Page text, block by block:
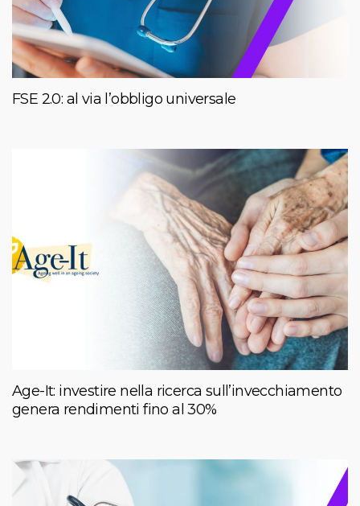
FSE 2.0: al via l’obbligo universale
Age-It: investire nella ricerca sull’invecchiamento
genera rendimenti fino al 30%